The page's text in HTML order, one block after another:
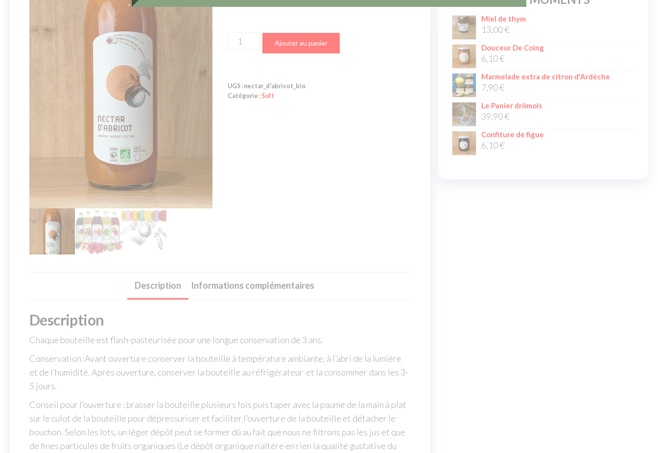
Ajouter au panier
UGS : nectar_d'abricot_bio
Catégorie : Soft
Description Informations complémentaires
Description
Chaque bouteille est flash-pasteurisée pour une longue conservation de 3 ans.
Conservation :Avant ouverture conserver la bouteille à température ambiante, à l’abri de la lumière
et de l’humidité. Après ouverture, conserver la bouteille au réfrigérateur et la consommer dans les 3-
5 jours.
Conseil pour l’ouverture : brasser la bouteille plusieurs fois puis taper avec la paume de la main à plat
sur le culot de la bouteille pour dépressuriser et faciliter l’ouverture de la bouteille et détacher le
bouchon. Selon les lots, un léger dépôt peut se former dû au fait que nous ne filtrons pas les jus et que
de fines particules de fruits organiques (Le dépôt organique n’altère en rien la qualité gustative du
Miel de thym
13,00€
Douceur De Coing
6,10€
Marmelade extra de citron d'Ardèche
7,90€
Le Panier drômois
39,90€
Confiture de figue
6,10€